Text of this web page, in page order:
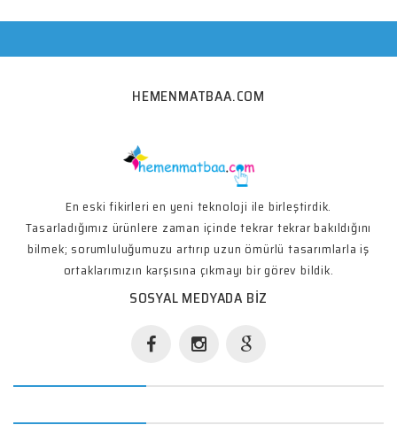
HEMENMATBAA.COM
En eski fikirleri en yeni teknoloji ile birleştirdik.
Tasarladığımız ürünlere zaman içinde tekrar tekrar bakıldığını
bilmek; sorumluluğumuzu artırıp uzun ömürlü tasarımlarla iş
ortaklarımızın karşısına çıkmayı bir görev bildik.
SOSYAL MEDYADA BIZ